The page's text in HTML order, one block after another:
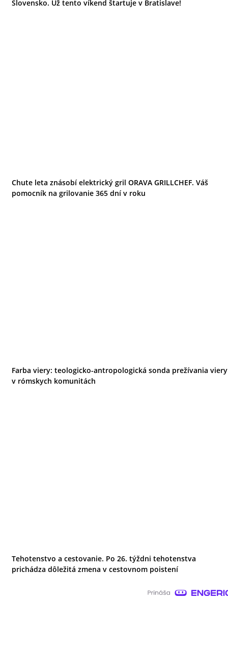
Slovensko. Už tento víkend štartuje v Bratislave!
Chute leta znásobí elektrický gril ORAVA GRILLCHEF. Váš
pomocník na grilovanie 365 dní v roku
Farba viery: teologicko-antropologická sonda prežívania viery
v rómskych komunitách
Tehotenstvo a cestovanie. Po 26. týždni tehotenstva
prichádza dôležitá zmena v cestovnom poistení